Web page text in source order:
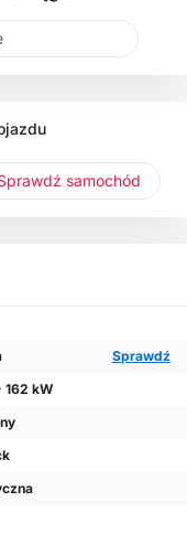
Sprawdź samochód
Sprawdź
162 kW